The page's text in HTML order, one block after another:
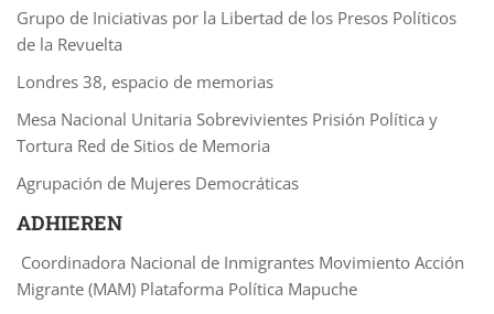
Grupo de Iniciativas por la Libertad de los Presos Políticos
de la Revuelta
Londres 38, espacio de memorias
Mesa Nacional Unitaria Sobrevivientes Prisión Política y
Tortura Red de Sitios de Memoria
Agrupación de Mujeres Democráticas
ADHIEREN
Coordinadora Nacional de Inmigrantes Movimiento Acción
Migrante (MAM) Plataforma Política Mapuche